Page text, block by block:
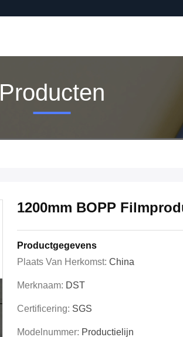
Producten
1200mm BOPP
Productgegevens
Plaats Van Herkomst: China
Merknaam: DST
Certificering: SGS
Modelnummer: Productielijn